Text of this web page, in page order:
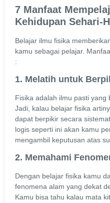
7 Manfaat
Kehidupan Sehari-
Belajar ilmu fisika
kamu sebagai pelajar.
:
1. Melatih untuk
Fisika adalah ilmu pasti yang
Jadi, kalau belajar fisika
dapat berpikir secara
logis seperti ini akan kamu
mengambil keputusan atas
2. Memahami
Dengan belajar fisika kamu
fenomena alam yang dekat
Kamu bisa tahu kalau mata